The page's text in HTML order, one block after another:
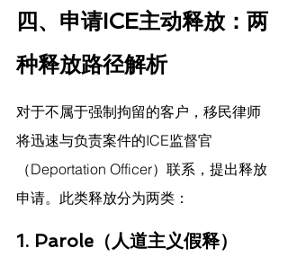
四、申请ICE主动释放：两
种释放路径解析
对于不属于强制拘留的客户，移民律师
将迅速与负责案件的ICE监督官
（Deportation Officer）联系，提出释放
申请。此类释放分为两类：
1. Parole（人道主义假释）